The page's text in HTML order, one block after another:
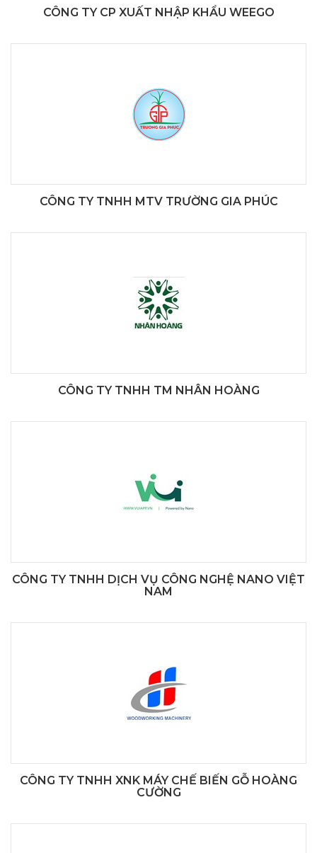
CÔNG TY CP XUẤT NHẬP KHẨU WEEGO
CÔNG TY TNHH MTV TRƯỜNG GIA PHÚC
CÔNG TY TNHH TM NHÂN HOÀNG
CÔNG TY TNHH DỊCH VỤ CÔNG NGHỆ NANO VIỆT
NAM
CÔNG TY TNHH XNK MÁY CHẾ BIẾN GỖ HOÀNG
CƯỜNG